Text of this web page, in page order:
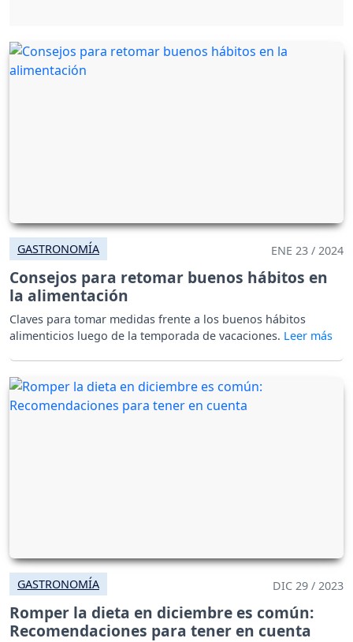
GASTRONOMÍA ENE 23 / 2024
Consejos para retomar buenos hábitos en
la alimentación
Claves para tomar medidas frente a los buenos hábitos
alimenticios luego de la temporada de vacaciones.
GASTRONOMÍA DIC 29 / 2023
Romper la dieta en diciembre es común:
Recomendaciones para tener en cuenta